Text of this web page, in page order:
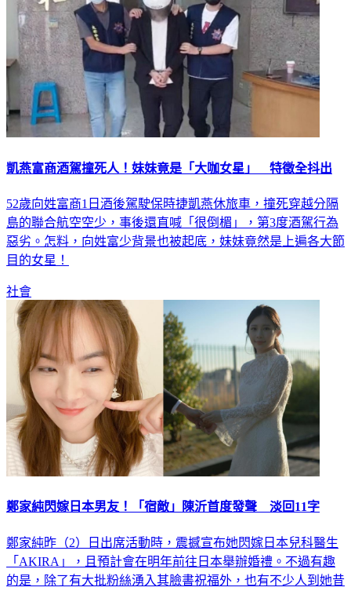
凱燕富商酒駕撞死人！妹妹竟是「大咖女星」 特徵全抖出
52歲向姓富商1日酒後駕駛保時捷凱燕休旅車，撞死穿越分隔
島的聯合航空空少，事後還直喊「很倒楣」，第3度酒駕行為
惡劣。怎料，向姓富少背景也被起底，妹妹竟然是上遍各大節
目的女星！
社會
鄭家純閃嫁日本男友！「宿敵」陳沂首度發聲 淡回11字
鄭家純昨（2）日出席活動時，震撼宣布她閃嫁日本兒科醫生
「AKIRA」，且預計會在明年前往日本舉辦婚禮。不過有趣
的是，除了有大批粉絲湧入其臉書祝福外，也有不少人到她昔